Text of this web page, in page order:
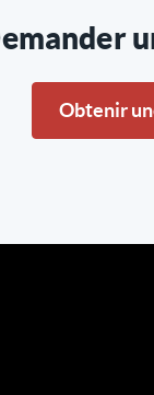
Obtenir